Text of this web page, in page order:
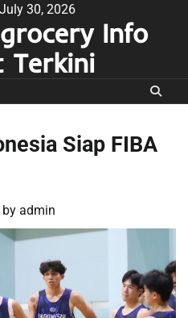
30, 2026
Info
Terkini
Siap FIBA
by admin